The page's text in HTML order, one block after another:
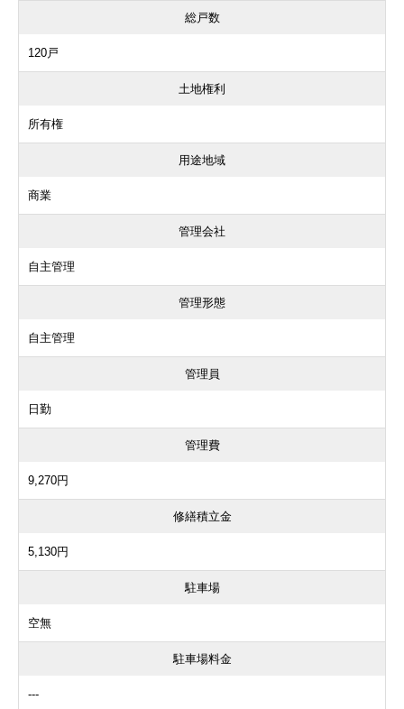
総戸数
120戸
土地権利
所有権
用途地域
商業
管理会社
自主管理
管理形態
自主管理
管理員
日勤
管理費
9,270円
修繕積立金
5,130円
駐車場
空無
駐車場料金
---